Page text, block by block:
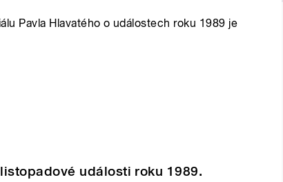
Pavla Hlavatého o událostech roku 1989 je
události roku 1989.